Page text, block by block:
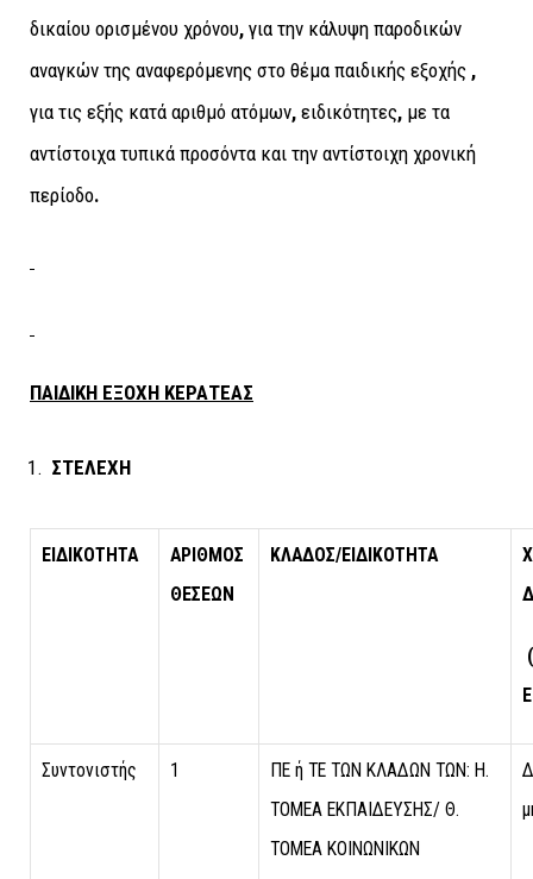
δικαίου ορισµένου χρόνου, για την κάλυψη παροδικών
αναγκών της αναφερόμενης στο θέµα παιδικής εξοχής ,
για τις εξής κατά αριθµό ατόµων, ειδικότητες, µε τα
αντίστοιχα τυπικά προσόντα και την αντίστοιχη χρονική
περίοδο.
ΠΑΙΔΙΚΗ ΕΞΟΧΗ ΚΕΡΑΤΕΑΣ
ΣΤΕΛΕΧΗ
ΕΙΔΙΚΟΤΗΤΑ
ΑΡΙΘΜΟΣ
ΘΕΣΕΩΝ
ΚΛΑΔΟΣ/ΕΙΔΙΚΟΤΗΤΑ
Συντονιστής 1
ΠΕ ή ΤΕ ΤΩΝ ΚΛΑΔΩΝ ΤΩΝ: Η.
ΤΟΜΕΑ ΕΚΠΑΙΔΕΥΣΗΣ/ Θ.
ΤΟΜΕΑ ΚΟΙΝΩΝΙΚΩΝ